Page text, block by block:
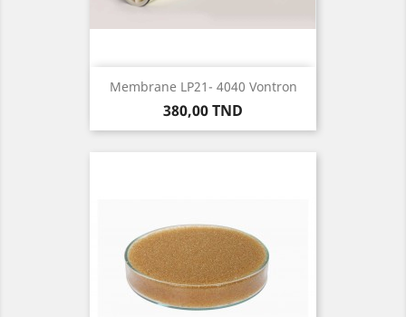
Membrane LP21- 4040 Vontron
Prix
380,00 TND